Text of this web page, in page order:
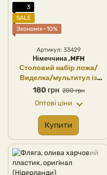
3
SALE
Экономія−10%
Артикул: 33429
Німеччина ,MFH
Столовий набір ложа/
Виделка/мультитул із
карабіном fox outdoor
(Німеччина)
180 грн 200 грн
Оптові ціни
Купити